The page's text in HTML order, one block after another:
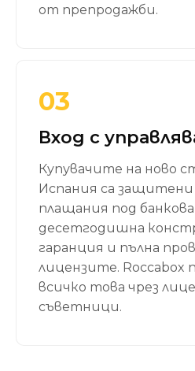
от препродажби.
03
Вход с
Купувачите на ново
Испания са
плащания под
десетгодишна
гаранция и пълна
лицензите. Roccabox
всичко това чрез
съветници.